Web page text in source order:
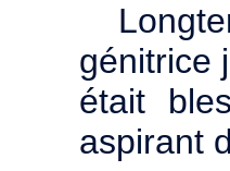
génitrice
était
aspirant